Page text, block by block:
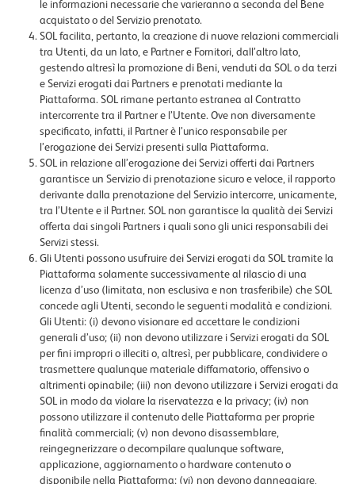
le informazioni necessarie che varieranno a seconda del Bene
acquistato o del Servizio prenotato.
SOL facilita, pertanto, la creazione di nuove relazioni commerciali
tra Utenti, da un lato, e Partner e Fornitori, dall’altro lato,
gestendo altresì la promozione di Beni, venduti da SOL o da terzi
e Servizi erogati dai Partners e prenotati mediante la
Piattaforma. SOL rimane pertanto estranea al Contratto
intercorrente tra il Partner e l’Utente. Ove non diversamente
specificato, infatti, il Partner è l’unico responsabile per
l’erogazione dei Servizi presenti sulla Piattaforma.
SOL in relazione all’erogazione dei Servizi offerti dai Partners
garantisce un Servizio di prenotazione sicuro e veloce, il rapporto
derivante dalla prenotazione del Servizio intercorre, unicamente,
tra l’Utente e il Partner. SOL non garantisce la qualità dei Servizi
offerta dai singoli Partners i quali sono gli unici responsabili dei
Servizi stessi.
Gli Utenti possono usufruire dei Servizi erogati da SOL tramite la
Piattaforma solamente successivamente al rilascio di una
licenza d’uso (limitata, non esclusiva e non trasferibile) che SOL
concede agli Utenti, secondo le seguenti modalità e condizioni.
Gli Utenti: (i) devono visionare ed accettare le condizioni
generali d’uso; (ii) non devono utilizzare i Servizi erogati da SOL
per fini impropri o illeciti o, altresì, per pubblicare, condividere o
trasmettere qualunque materiale diffamatorio, offensivo o
altrimenti opinabile; (iii) non devono utilizzare i Servizi erogati da
SOL in modo da violare la riservatezza e la privacy; (iv) non
possono utilizzare il contenuto delle Piattaforma per proprie
finalità commerciali; (v) non devono disassemblare,
reingegnerizzare o decompilare qualunque software,
applicazione, aggiornamento o hardware contenuto o
disponibile nella Piattaforma; (vi) non devono danneggiare,